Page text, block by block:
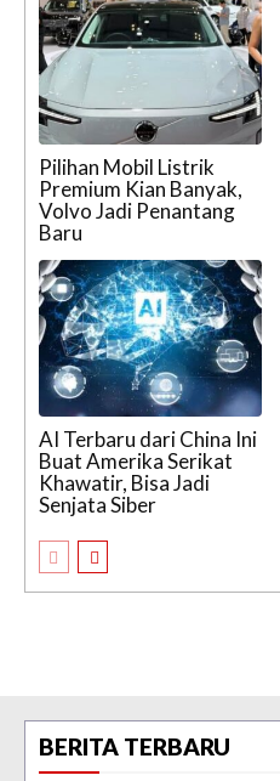
Pilihan Mobil Listrik
Premium Kian Banyak,
Volvo Jadi Penantang
Baru
AI Terbaru dari China Ini
Buat Amerika Serikat
Khawatir, Bisa Jadi
Senjata Siber
BERITA TERBARU